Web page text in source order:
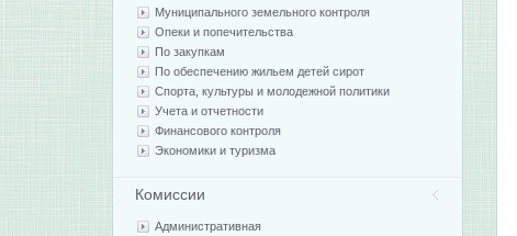
Муниципального земельного контроля
Опеки и попечительства
По закупкам
По обеспечению жильем детей сирот
Спорта, культуры и молодежной политики
Учета и отчетности
Финансового контроля
Экономики и туризма
Комиссии
Административная